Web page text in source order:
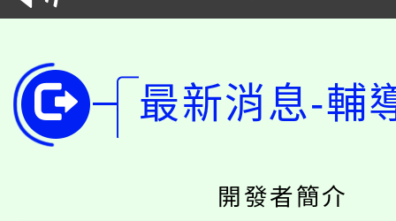
車」活動
桃園市115學年度學生
生本土語及新住民語歌
代理(課)教師甄選結果(
公告本校115學年度第
《TA101》溝通分析基
轉知苗栗縣政府辦理
最新消息-輔
開發者簡介